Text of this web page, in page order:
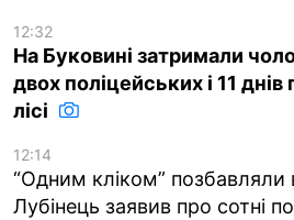
12:32
На Буковині затримали
двох поліцейських і 11
лісі
12:14
“Одним кліком” позбавляли
Лубінець заявив про сотні